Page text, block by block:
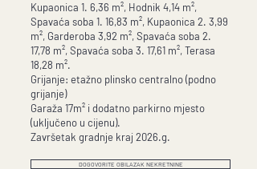
Kupaonica 1. 6,36 m², Hodnik 4,14 m²,
Spavaća soba 1. 16,83 m², Kupaonica 2. 3,99
m², Garderoba 3,92 m², Spavaća soba 2.
17,78 m², Spavaća soba 3. 17,61 m², Terasa
18,28 m².
Grijanje: etažno plinsko centralno (podno
grijanje)
Garaža 17m² i dodatno parkirno mjesto
(uključeno u cijenu).
Završetak gradnje kraj 2026.g.
DOGOVORITE OBILAZAK NEKRETNINE